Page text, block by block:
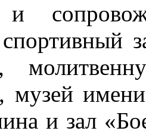
музей
и зал